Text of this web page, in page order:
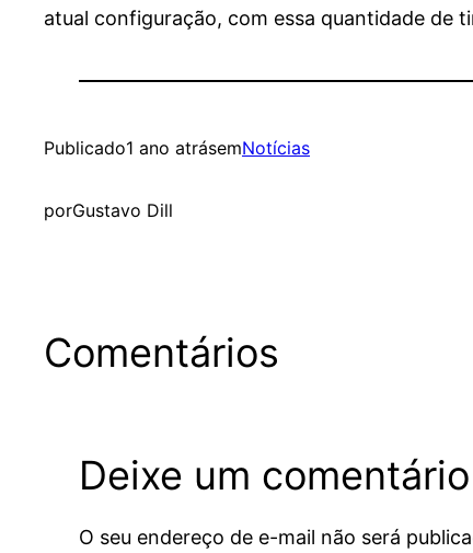
atual configuração, com essa quantidade de
Publicado1 ano atrásemNotícias
porGustavo Dill
Comentários
Deixe um comentário
O seu endereço de e-mail não será